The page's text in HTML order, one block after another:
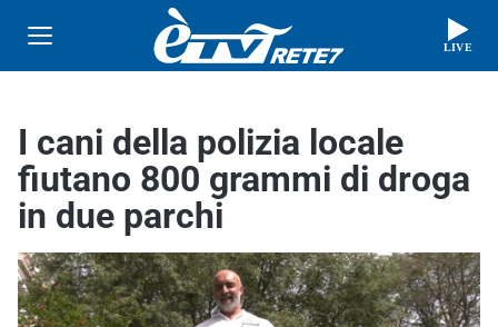
LIVE
I cani della polizia locale
fiutano 800 grammi di droga
in due parchi